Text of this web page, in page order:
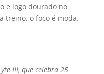
e logo dourado no
treino, o foco é moda.
III, que celebra 25